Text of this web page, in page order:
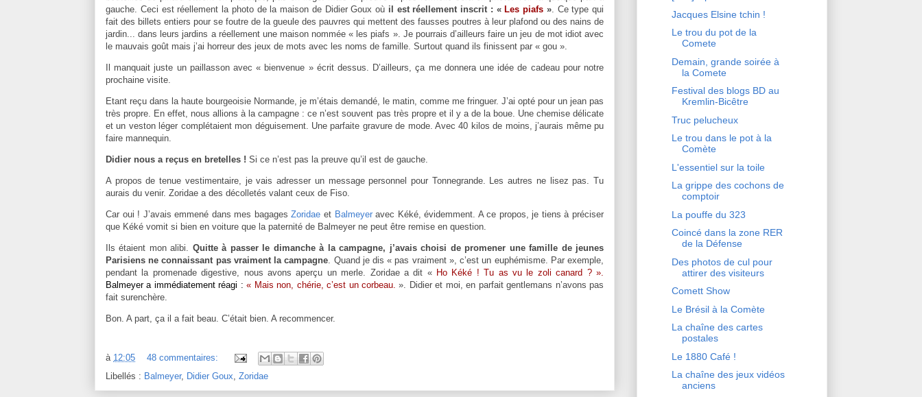
gauche. Ceci est réellement la photo de la maison de Didier Goux où il est réellement inscrit : « Les piafs ». Ce type qui
fait des billets entiers pour se foutre de la gueule des pauvres qui mettent des fausses poutres à leur plafond ou des nains de
jardin... dans leurs jardins a réellement une maison nommée « les piafs ». Je pourrais d’ailleurs faire un jeu de mot idiot avec
le mauvais goût mais j’ai horreur des jeux de mots avec les noms de famille. Surtout quand ils finissent par « gou ».
Il manquait juste un paillasson avec « bienvenue » écrit dessus. D’ailleurs, ça me donnera une idée de cadeau pour notre
prochaine visite.
Etant reçu dans la haute bourgeoisie Normande, je m’étais demandé, le matin, comme me fringuer. J’ai opté pour un jean pas
très propre. En effet, nous allions à la campagne : ce n’est souvent pas très propre et il y a de la boue. Une chemise délicate
et un veston léger complétaient mon déguisement. Une parfaite gravure de mode. Avec 40 kilos de moins, j’aurais même pu
faire mannequin.
Didier nous a reçus en bretelles ! Si ce n’est pas la preuve qu’il est de gauche.
A propos de tenue vestimentaire, je vais adresser un message personnel pour Tonnegrande. Les autres ne lisez pas. Tu
aurais du venir. Zoridae a des décolletés valant ceux de Fiso.
Car oui ! J’avais emmené dans mes bagagesZoridae et Balmeyeravec Kéké, évidemment. A ce propos, je tiens à préciser
que Kéké vomit si bien en voiture que la paternité de Balmeyer ne peut être remise en question.
Ils étaient mon alibi.
Quitte à passer le dimanche à la campagne, j’avais choisi de promener une famille de jeunes
Parisiens ne connaissant pas vraiment la campagne . Quand je dis « pas vraiment », c’est un euphémisme. Par exemple,
pendant la promenade digestive, nous avons aperçu un merle. Zoridae a dit « Ho Kéké ! Tu as vu le zoli canard ? ».
Balmeyer a immédiatement réagi : « Mais non, chérie, c’est un corbeau.». Didier et moi, en parfait gentlemans n’avons pas
fait surenchère.
Bon. A part, ça il a fait beau. C’était bien. A recommencer.
à 12:05
48 commentaires:
Libellés : Balmeyer, Didier Goux Zoridae
Jacques Elsine tchin !
Le trou du pot de la
Comete
Demain, grande soirée à
la Comete
Festival des blogs BD au
Kremlin-Bicêtre
Truc pelucheux
Le trou dans le pot à la
Comète
L'essentiel sur la toile
La grippe des cochons de
comptoir
La pouffe du 323
Coincé dans la zone RER
de la Défense
Des photos de cul pour
attirer des visiteurs
Comett Show
Le Brésil à la Comète
La chaîne des cartes
postales
Le 1880 Café !
La chaîne des jeux vidéos
anciens